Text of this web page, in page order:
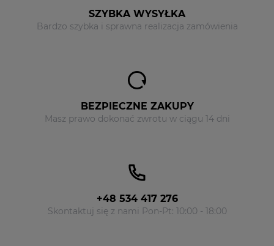
SZYBKA WYSYŁKA
Bardzo szybka i sprawna realizacja zamówienia
BEZPIECZNE ZAKUPY
Masz prawo dokonać zwrotu w ciągu 14 dni
+48 534 417 276
Skontaktuj się z nami Pon-Pt: 10:00 - 18:00